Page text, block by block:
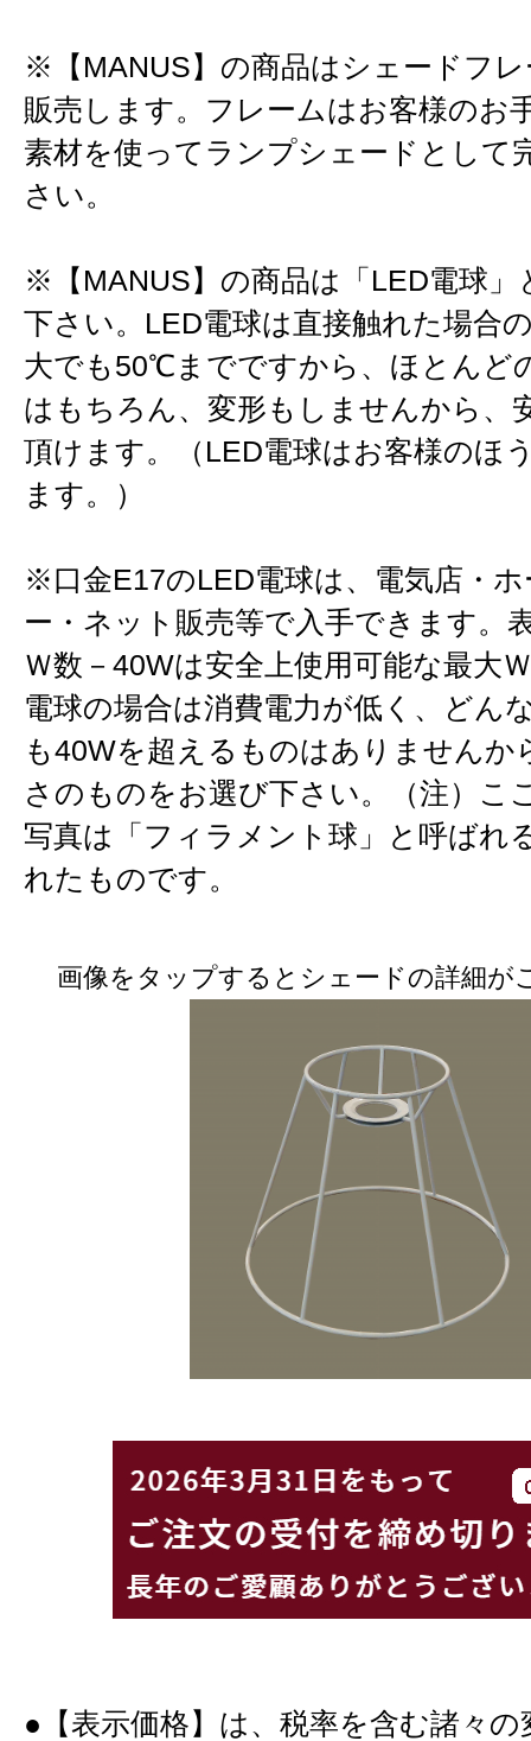
※【MANUS】の商品はシェードフ
販売します。フレームはお客様のお
素材を使ってランプシェードとして
さい。
※【MANUS】の商品は「LED電球」
下さい。LED電球は直接触れた場合
大でも50℃までですから、ほとんど
はもちろん、変形もしませんから、
頂けます。（LED電球はお客様のほ
ます。）
※口金E17のLED電球は、電気店・
ー・ネット販売等で入手できます。
Ｗ数－40Wは安全上使用可能な最大
電球の場合は消費電力が低く、どん
も40Wを超えるものはありませんか
さのものをお選び下さい。（注）こ
写真は「フィラメント球」と呼ばれ
れたものです。
画像をタップするとシェードの詳細が
●【表示価格】は、税率を含む諸々